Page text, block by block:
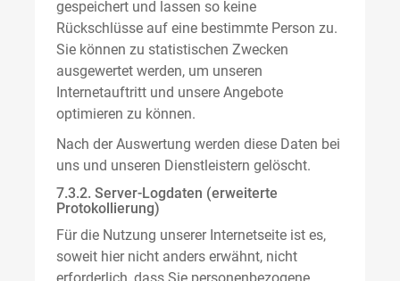
gespeichert und lassen so keine
Rückschlüsse auf eine bestimmte Person zu.
Sie können zu statistischen Zwecken
ausgewertet werden, um unseren
Internetauftritt und unsere Angebote
optimieren zu können.
Nach der Auswertung werden diese Daten bei
uns und unseren Dienstleistern gelöscht.
7.3.2. Server-Logdaten (erweiterte
Protokollierung)
Für die Nutzung unserer Internetseite ist es,
soweit hier nicht anders erwähnt, nicht